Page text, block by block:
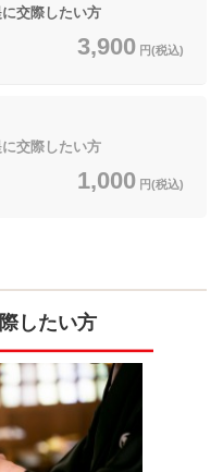
際したい方
3,900 円(税込)
際したい方
1,000 円(税込)
したい方